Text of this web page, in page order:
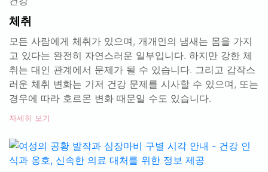
체취
모든 사람에게 체취가 있으며, 개개인의 냄새는 몸을 가지
고 있다는 완전히 자연스러운 일부입니다. 하지만 강한 체
취는 대인 관계에서 문제가 될 수 있습니다. 그리고 갑작스
러운 체취 변화는 기저 건강 문제를 시사할 수 있으며, 또는
경우에 따라 호르몬 변화 때문일 수도 있습니다.
자세히 보기